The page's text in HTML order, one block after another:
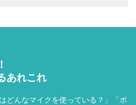
あれこれ
どんなマイクを使っている？」「ポ